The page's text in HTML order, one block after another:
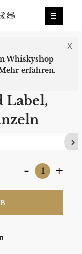
X
Whiskyshop
erfahren.
- +
Label,